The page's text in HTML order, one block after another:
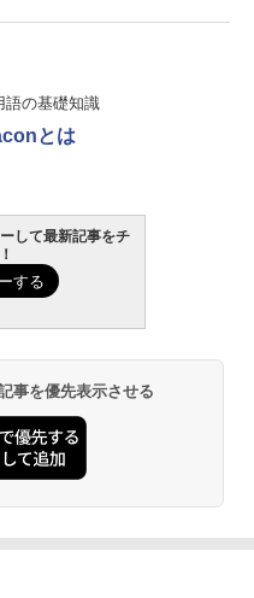
語の基礎知識
とは
して最新記事をチ
事を優先表示させる